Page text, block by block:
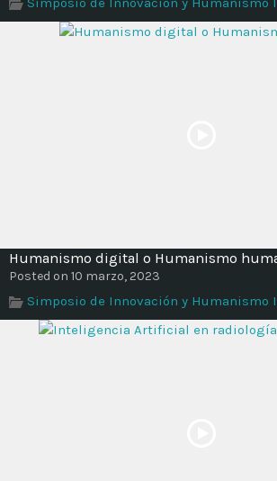
Humanismo digital o Humanismo
Posted on 10 marzo, 2023
Simposio de Innovación y Humanismo